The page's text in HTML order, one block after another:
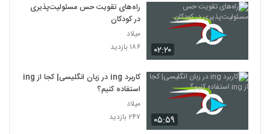
۰۲:۲۰
راه‌های تقویت حس مسئولیت‌پذیری
در کودکان
میلاد
۱۸۶ بازدید
۰۵:۵۹
کاربرد ing در زبان انگلیسی| کجا از ing
استفاده کنیم؟
میلاد
۲۴۷ بازدید